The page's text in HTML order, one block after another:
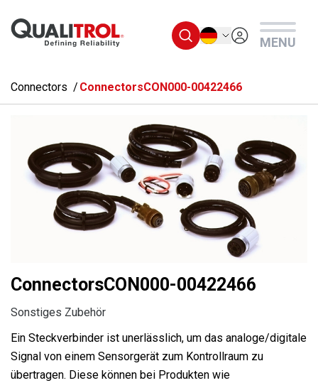
Deutsch
MENU
Connectors ConnectorsCON000-00422466
ConnectorsCON000-00422466
Sonstiges Zubehör
Ein Steckverbinder ist unerlässlich, um das analoge/digitale
Signal von einem Sensorgerät zum Kontrollraum zu
übertragen. Diese können bei Produkten wie